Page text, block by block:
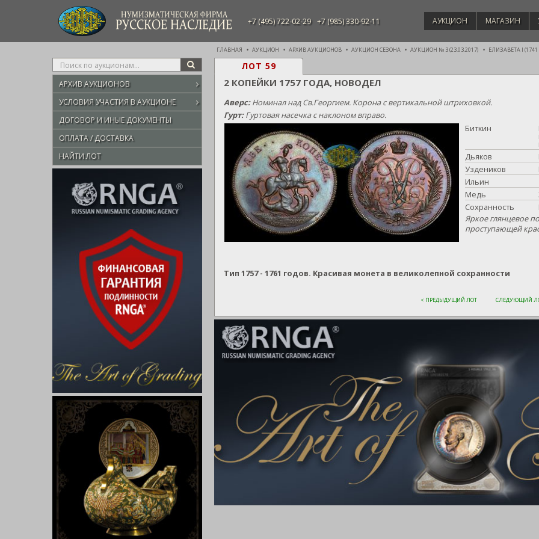
НУМИЗМАТИЧЕСКАЯ ФИРМА
РУССКОЕ НАСЛЕДИЕ +7 (495) 722-02-29 +7 (985) 330-92-11 АУКЦИОН МАГАЗИН
ГЛАВНАЯ АУКЦИОН АРХИВ АУКЦИОНОВ АУКЦИОН СЕЗОНА АУКЦИОН № 3 (23.03.2017) ЕЛИЗАВЕТА I (1741
Type
your
search
here
SEARCH
АРХИВ АУКЦИОНОВ
УСЛОВИЯ УЧАСТИЯ В АУКЦИОНЕ
ДОГОВОР И ИНЫЕ ДОКУМЕНТЫ
ОПЛАТА / ДОСТАВКА
НАЙТИ ЛОТ
ЛОТ 59
2 КОПЕЙКИ 1757 ГОДА, НОВОДЕЛ
Аверс:Номинал над Св.Георгием. Корона с вертикальной штриховкой.
Гурт:Гуртовая насечка с наклоном вправо.
Биткин
Дьяков
Уздеников
Ильин
Медь
Сохранность
Яркое глянцевое
проступающей
Тип 1757 - 1761 годов. Красивая монета в великолепной сохранности
< ПРЕДЫДУЩИЙ ЛОТ СЛЕДУЮЩИЙ